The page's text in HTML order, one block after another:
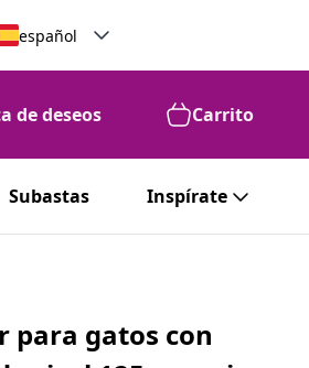
español
de deseos Carrito
Subastas Inspírate
para gatos con